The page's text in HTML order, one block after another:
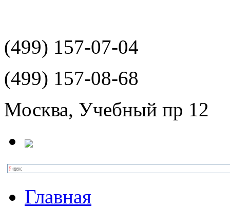
(499) 157-07-04
(499) 157-08-68
Москва, Учебный пр 12
Главная